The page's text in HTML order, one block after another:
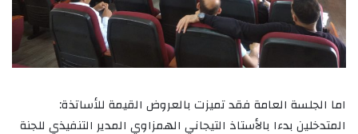
اما الجلسة العامة فقد تميزت بالعروض القيمة للأساتذة:
المتدخلين بدءا بالأستاذ التيجاني الهمزاوي المدير التنفيذي للجنة